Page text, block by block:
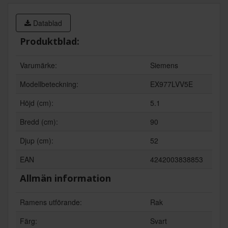
Datablad
Produktblad:
Varumärke:
Siemens
Modellbeteckning:
EX977LVV5E
Höjd (cm):
5.1
Bredd (cm):
90
Djup (cm):
52
EAN
4242003838853
Allmän information
Ramens utförande:
Rak
Färg:
Svart